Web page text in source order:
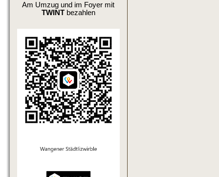
Am Umzug und im Foyer mit
TWINTbezahlen